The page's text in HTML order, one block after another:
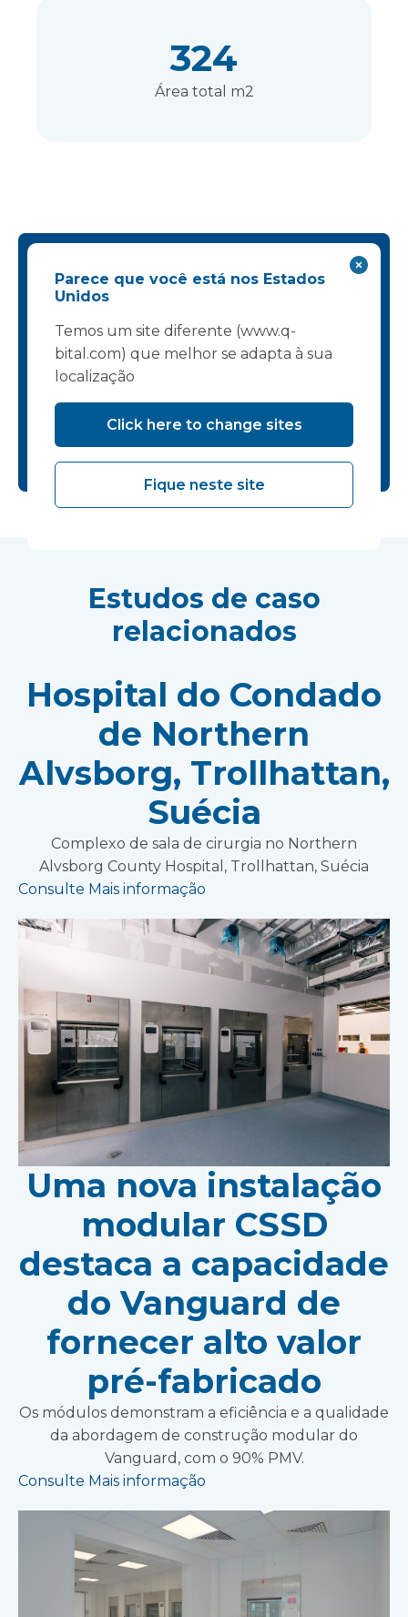
324
Área total m2
Você está procurando
uma instalação
semelhante?
Contate-nos:
+44 (0)1452 651850
info@vanguardhealthcare.co.uk
Estudos de caso
relacionados
Hospital do Condado
de Northern
Alvsborg, Trollhattan,
Suécia
Complexo de sala de cirurgia no Northern
Alvsborg County Hospital, Trollhattan, Suécia
Consulte Mais informação
Uma nova instalação
modular CSSD
destaca a capacidade
do Vanguard de
fornecer alto valor
pré-fabricado
Os módulos demonstram a eficiência e a qualidade
da abordagem de construção modular do
Vanguard, com o 90% PMV.
Consulte Mais informação
Parece que você está nos Estados
Unidos
Temos um site diferente (www.q-
bital.com) que melhor se adapta à sua
localização
Click here to change sites
Fique neste site